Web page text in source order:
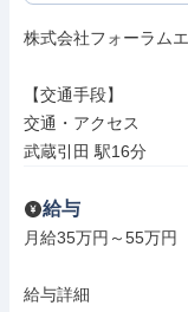
株式会社フォーラム
【交通手段】
交通・アクセス
武蔵引田 駅16分
給与
月給35万円～55万円
給与詳細